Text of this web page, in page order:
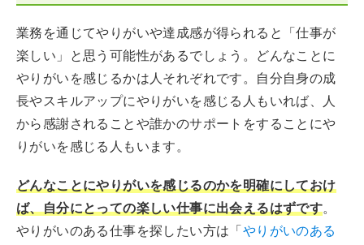
業務を通じてやりがいや達成感が得られると「仕事が
楽しい」と思う可能性があるでしょう。どんなことに
やりがいを感じるかは人それぞれです。自分自身の成
長やスキルアップにやりがいを感じる人もいれば、人
から感謝されることや誰かのサポートをすることにや
りがいを感じる人もいます。
どんなことにやりがいを感じるのかを明確にしておけ
ば、自分にとっての楽しい仕事に出会えるはずです。
やりがいのある仕事を探したい方は「やりがいのある